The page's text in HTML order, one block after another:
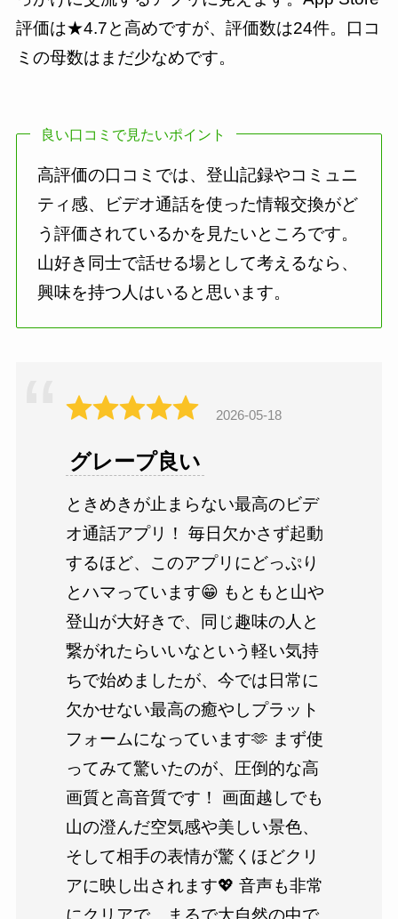
評価は★4.7と高めですが、評価数は24件。口コ
ミの母数はまだ少なめです。
良い口コミで見たいポイント
高評価の口コミでは、登山記録やコミュニ
ティ感、ビデオ通話を使った情報交換がど
う評価されているかを見たいところです。
山好き同士で話せる場として考えるなら、
興味を持つ人はいると思います。
2026-05-18
グレープ良い
ときめきが止まらない最高のビデ
オ通話アプリ！ 毎日欠かさず起動
するほど、このアプリにどっぷり
とハマっています😁 もともと山や
登山が大好きで、同じ趣味の人と
繋がれたらいいなという軽い気持
ちで始めましたが、今では日常に
欠かせない最高の癒やしプラット
フォームになっています🫶 まず使
ってみて驚いたのが、圧倒的な高
画質と高音質です！ 画面越しでも
山の澄んだ空気感や美しい景色、
そして相手の表情が驚くほどクリ
アに映し出されます💖 音声も非常
にクリアで、まるで大自然の中で